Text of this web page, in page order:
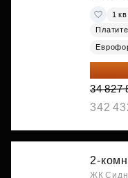
1
28
34 827
342
2-
ЖК